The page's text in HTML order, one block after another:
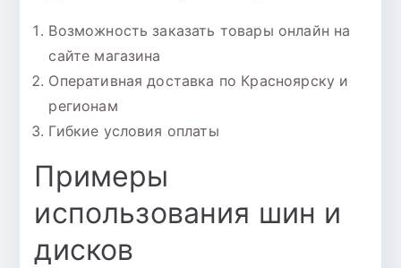
Возможность заказать товары онлайн на
сайте магазина
Оперативная доставка по Красноярску и
регионам
Гибкие условия оплаты
Примеры
использования шин и
дисков